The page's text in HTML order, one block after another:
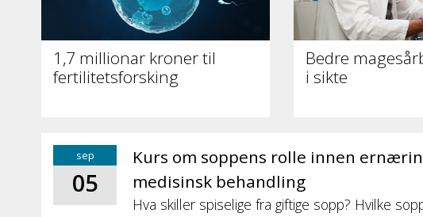
1,7 millionar kroner til
fertilitetsforsking
Bedre
i sikte
sep
05
Kurs om soppens rolle innen
medisinsk behandling
Hva skiller spiselige fra giftige sopp? Hvilke